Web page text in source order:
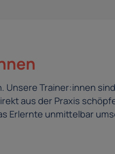
Unsere Trainer:innen
aus der Praxis
Erlernte unmittelbar